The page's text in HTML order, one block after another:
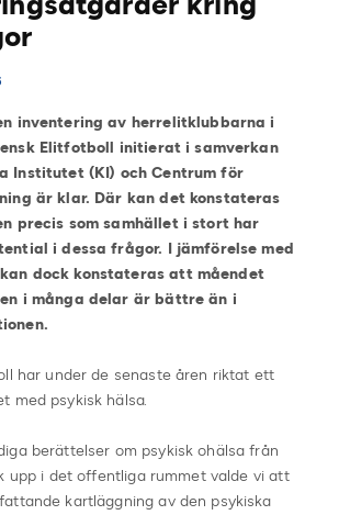
inventering av herrelitklubbarna i
Elitfotboll initierat i samverkan
Institutet (KI) och Centrum för
är klar. Där kan det konstateras
precis som samhället i stort har
i dessa frågor. I jämförelse med
dock konstateras att måendet
i många delar är bättre än i
har under de senaste åren riktat ett
med psykisk hälsa.
berättelser om psykisk ohälsa från
upp i det offentliga rummet valde vi att
kartläggning av den psykiska